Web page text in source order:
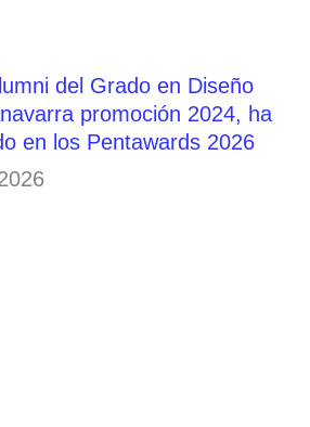
del Grado en Diseño
promoción 2024, ha
en los Pentawards 2026